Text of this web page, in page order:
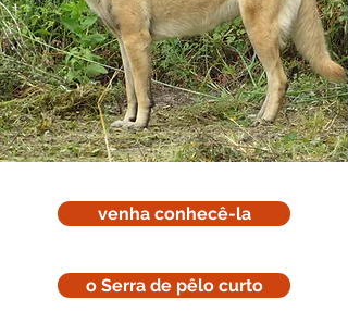
venha conhecê-la
o Serra de pêlo curto